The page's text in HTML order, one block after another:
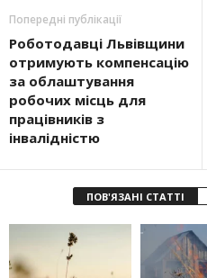
Попередні публікації
Роботодавці Львівщини
отримують компенсацію
за облаштування
робочих місць для
працівників з
інвалідністю
ПОВ'ЯЗАНІ СТАТТІ